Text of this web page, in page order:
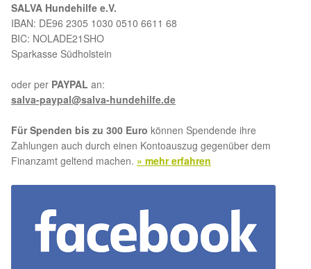
SALVA Hundehilfe e.V.
IBAN: DE96 2305 1030 0510 6611 68
BIC: NOLADE21SHO
Sparkasse Südholstein
oder per PAYPAL an:
salva-paypal@salva-hundehilfe.de
Für Spenden bis zu 300 Euro können Spendende ihre
Zahlungen auch durch einen Kontoauszug gegenüber dem
Finanzamt geltend machen. » mehr erfahren